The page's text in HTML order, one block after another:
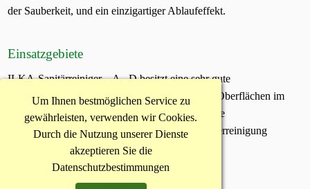
Um Ihnen bestmöglichen Service zu
gewährleisten, verwenden wir Cookies.
Durch die Nutzung unserer Dienste
akzeptieren Sie die
Datenschutzbestimmungen
der Sauberkeit, und ein einzigartiger Ablaufeffekt.
Einsatzgebiete
ILKA-Sanitärreiniger – A - D besitzt eine sehr gute
Reinigungskraft und ist für alle Materialien und Oberflächen im
gesamten Badezimmer und Sanitärbereich, für die
Unterhaltsreinigung, Grundreinigung oder Sonderreinigung